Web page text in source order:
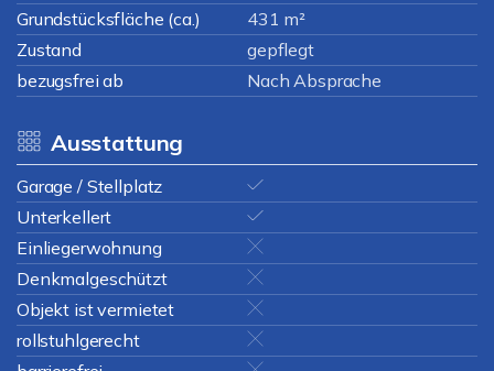
Grundstücksfläche (ca.)
431 m²
Zustand
gepflegt
bezugsfrei ab
Nach Absprache
Ausstattung
Garage / Stellplatz
Unterkellert
Einliegerwohnung
Denkmalgeschützt
Objekt ist vermietet
rollstuhlgerecht